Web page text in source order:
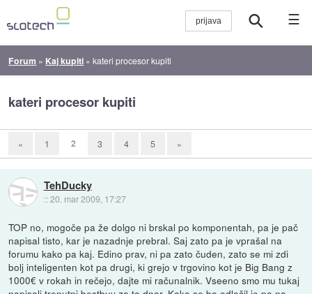
☰
Forum » Kaj kupiti »kateri procesor kupiti
kateri procesor kupiti
« 1 2 3 4 5 »
TehDucky
::20. mar 2009, 17:27
TOP no, mogoče pa že dolgo ni brskal po komponentah, pa je pač
napisal tisto, kar je nazadnje prebral. Saj zato pa je vprašal na
forumu kako pa kaj. Edino prav, ni pa zato čuden, zato se mi zdi
bolj inteligenten kot pa drugi, ki grejo v trgovino kot je Big Bang z
1000€ v rokah in rečejo, dajte mi računalnik. Vseeno smo mu tukaj